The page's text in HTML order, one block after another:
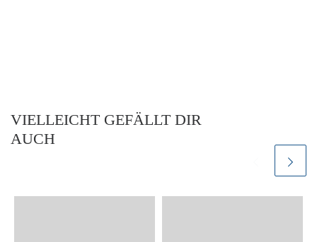
VIELLEICHT GEFÄLLT DIR
AUCH